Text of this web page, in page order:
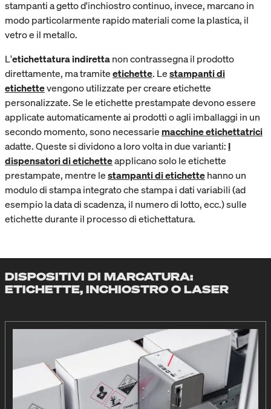
stampanti a getto d'inchiostro continuo, invece, marcano in
modo particolarmente rapido materiali come la plastica, il
vetro e il metallo.
L'etichettatura indirettanon contrassegna il prodotto
direttamente, ma tramiteetichette. Lestampanti di
etichettevengono utilizzate per creare etichette
personalizzate. Se le etichette prestampate devono essere
applicate automaticamente ai prodotti o agli imballaggi in un
secondo momento, sono necessarie macchine etichettatrici
adatte. Queste si dividono a loro volta in due varianti: I
dispensatori di etichetteapplicano solo le etichette
prestampate, mentre lestampanti di etichettehanno un
modulo di stampa integrato che stampa i dati variabili (ad
esempio la data di scadenza, il numero di lotto, ecc.) sulle
etichette durante il processo di etichettatura.
DISPOSITIVI DI MARCATURA:
ETICHETTE, INCHIOSTRO O LASER